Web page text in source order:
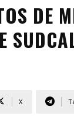
DE
X